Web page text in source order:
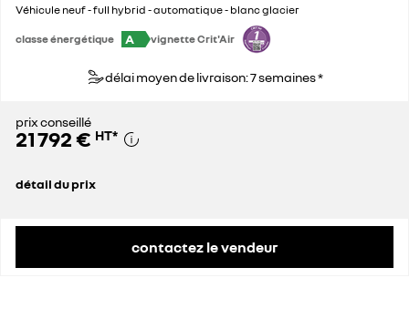
Véhicule neuf - full hybrid - automatique - blanc glacier
classe énergétique A vignette Crit'Air
délai moyen de livraison: 7 semaines *
prix conseillé
21 792 € HT*
détail du prix
contactez le vendeur